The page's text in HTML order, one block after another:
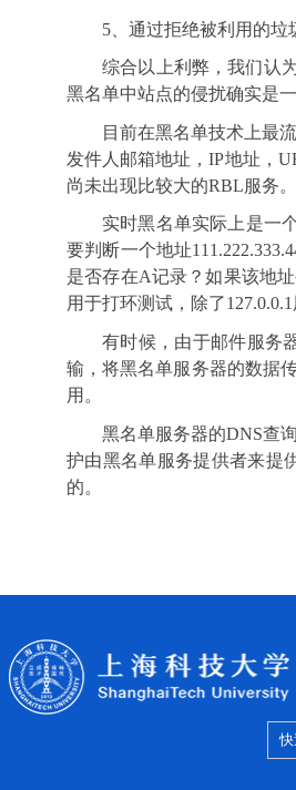
5 、通过拒绝被利用的
综合以上利弊，我们认
黑名单中站点的侵扰确实是
目前在黑名单技术上最
发件人邮箱地址，IP地址，
尚未出现比较大的RBL服务。
实时黑名单实际上是一
要判断一个地址
是否存在A记录？如果该地
用于打环测试，除了127.0.0.1
有时候，由于邮件服务
输，将黑名单服务器的数据
用。
黑名单服务器的DNS查
护由黑名单服务提供者来提
的。